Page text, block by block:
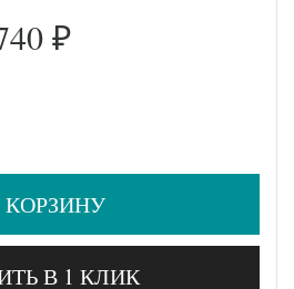
₽
КОРЗИНУ
В 1 КЛИК